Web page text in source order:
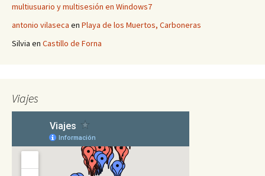
multiusuario y multisesión en Windows7
antonio vilaseca en Playa de los Muertos, Carboneras
Silvia en Castillo de Forna
Viajes